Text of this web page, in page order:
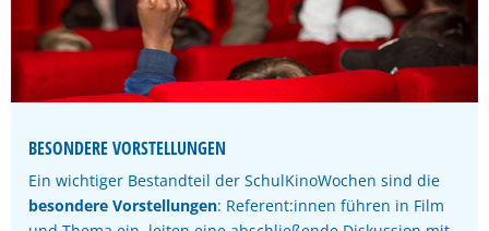
BESONDERE VORSTELLUNGEN
Ein wichtiger Bestandteil der SchulKinoWochen sind die
besondere Vorstellungen: Referent:innen führen in Film